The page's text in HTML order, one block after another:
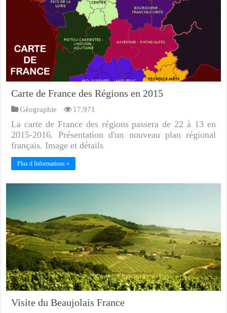
Carte de France des Régions en 2015
Géographie 17,971
La carte de France des régions passera de 22 à 13 en
2015-2016. Présentation d'un nouveau plan régional
français. Image et détails
Plus d Informations »
Visite du Beaujolais France